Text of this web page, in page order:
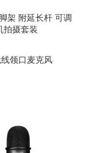
架 附延长杆 可调
拍摄套装
领口麦克风